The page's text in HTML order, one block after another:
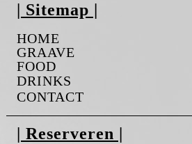
| Sitemap |
HOME
GRAAVE
FOOD
DRINKS
CONTACT
| Reserveren |